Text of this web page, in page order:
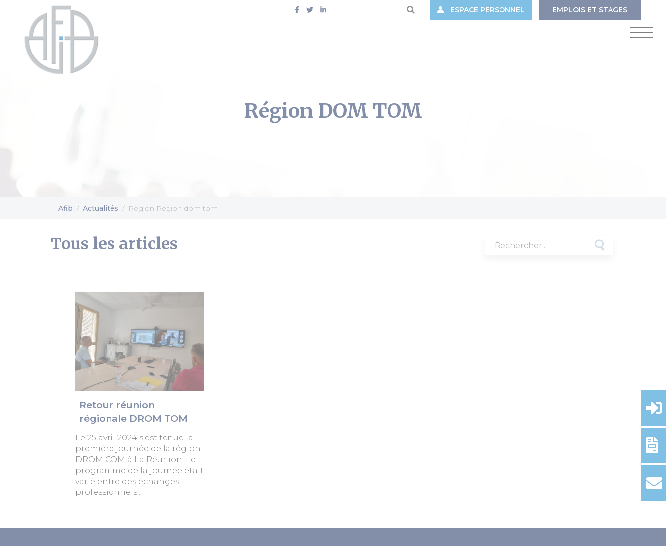
ESPACE PERSONNEL EMPLOIS ET STAGES
Région DOM TOM
Afib Actualités Région Région dom tom
Tous les articles
Retour réunion
régionale DROM TOM
Le 25 avril 2024 s'est tenue la
première journée de la région
DROM COM à La Réunion. Le
programme de la journée était
varié entre des échanges
professionnels...
Cookies management panel